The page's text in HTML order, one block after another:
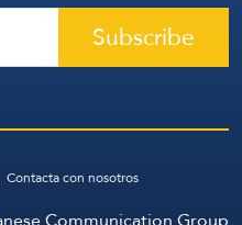
Subscribe
Contacta con nosotros